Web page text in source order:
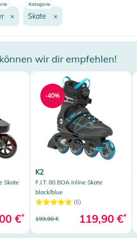
×
Kategorie
Skate ×
wir dir empfehlen!
Skate
€*
K2
F.I.T. 80 BOA Inline Skate
black/blue
(6)
199,90 € 119,90 €*
-40%